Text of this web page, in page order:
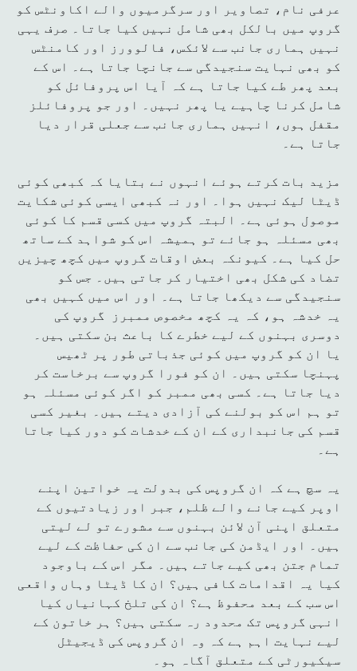
عرفی نام، تصاویر اور سرگرمیوں والے اکاونٹس کو
گروپ میں بالکل بھی شامل نہیں کیا جاتا۔ صرف یہی
نہیں ہماری جانب سے لائکس، فالوورز اور کامنٹس
کو بھی نہایت سنجیدگی سے جانچا جاتا ہے۔ اس کے
بعد پھر طے کیا جاتا ہے کہ آیا اس پروفائل کو
شامل کرنا چاہیے یا پھر نہیں۔ اور جو پروفائلز
مقفل ہوں، انہیں ہماری جانب سے جعلی قرار دیا
جاتا ہے۔
مزید بات کرتے ہوئے انہوں نے بتایا کہ کبھی کوئی
ڈیٹا لیک نہیں ہوا۔ اور نہ کبھی ایسی کوئی شکایت
موصول ہوئی ہے۔ البتہ گروپ میں کسی قسم کا کوئی
بھی مسئلہ ہو جائے تو ہمیشہ اس کو شواہد کے ساتھ
حل کیا ہے۔ کیونکہ بعض اوقات گروپ میں کچھ چیزیں
تضاد کی شکل بھی اختیار کر جاتی ہیں۔ جس کو
سنجیدگی سے دیکھا جاتا ہے۔ اور اس میں کہیں بھی
یہ خدشہ ہو، کہ یہ کچھ مخصوص ممبرز گروپ کی
دوسری بہنوں کے لیے خطرے کا باعث بن سکتی ہیں۔
یا ان کو گروپ میں کوئی جذباتی طور پر ٹھیس
پہنچا سکتی ہیں۔ ان کو فورا گروپ سے برخاست کر
دیا جاتا ہے۔ کسی بھی ممبر کو اگر کوئی مسئلہ ہو
تو ہم اس کو بولنے کی آزادی دیتے ہیں۔ بغیر کسی
قسم کی جانبداری کے ان کے خدشات کو دور کیا جاتا
ہے۔
یہ سچ ہے کہ ان گروپس کی بدولت یہ خواتین اپنے
اوپر کیے جانے والے ظلم، جبر اور زیادتیوں کے
متعلق اپنی آن لائن بہنوں سے مشورے تو لے لیتی
ہیں۔ اور ایڈمن کی جانب سے ان کی حفاظت کے لیے
تمام جتن بھی کیے جاتے ہیں۔ مگر اس کے باوجود
کیا یہ اقدامات کافی ہیں؟ ان کا ڈیٹا وہاں واقعی
اس سب کے بعد محفوظ ہے؟ ان کی تلخ کہانیاں کیا
انہی گروپس تک محدود رہ سکتی ہیں؟ ہر خاتون کے
لیے نہایت اہم ہے کہ وہ ان گروپس کی ڈیجیٹل
سیکیورٹی کے متعلق آگاہ ہو۔